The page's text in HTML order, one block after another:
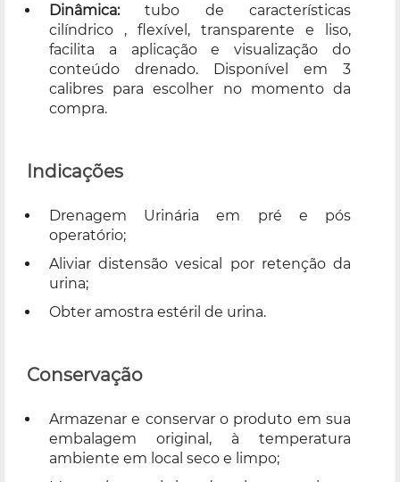
Dinâmica:tubo de características
cilíndrico , flexível, transparente e liso,
facilita a aplicação e visualização do
conteúdo drenado. Disponível em 3
calibres para escolher no momento da
compra.
Indicações
Drenagem Urinária em pré e pós
operatório;
Aliviar distensão vesical por retenção da
urina;
Obter amostra estéril de urina.
Conservação
Armazenar e conservar o produto em sua
embalagem original, à temperatura
ambiente em local seco e limpo;